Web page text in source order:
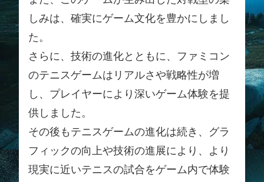
しみは、確実にゲーム文化を豊かにしまし
た。
さらに、技術の進化とともに、ファミコン
のテニスゲームはリアルさや戦略性が増
し、プレイヤーにより深いゲーム体験を提
供しました。
その後もテニスゲームの進化は続き、グラ
フィックの向上や技術の進展により、より
現実に近いテニスの試合をゲーム内で体験